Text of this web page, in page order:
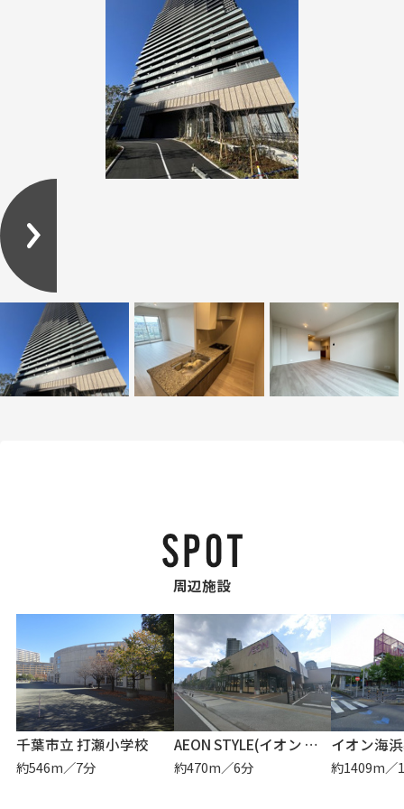
周辺施設
千葉市立 打瀬小学校
約546m／7分
AEON STYLE(イオン スタイル) 幕張ベイパーク
約470m／6分
イオン海
約1409m／